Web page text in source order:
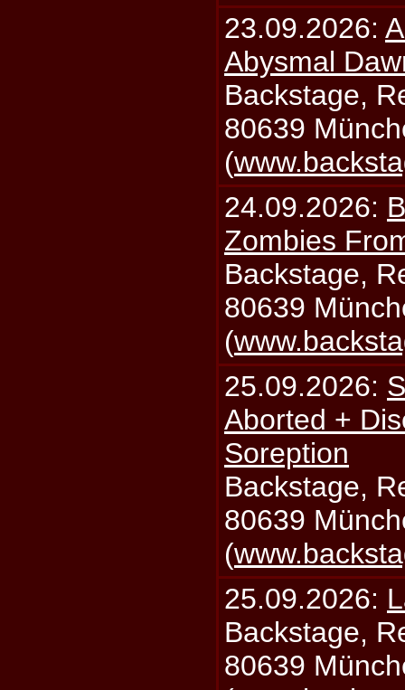
23.09.2026:
Abysmal
Backstage,
80639
(
24.09.2026:
Zombies
Backstage,
80639
(
25.09.2026:
Aborted +
Soreption
Backstage,
80639
(
25.09.2026:
Backstage,
80639